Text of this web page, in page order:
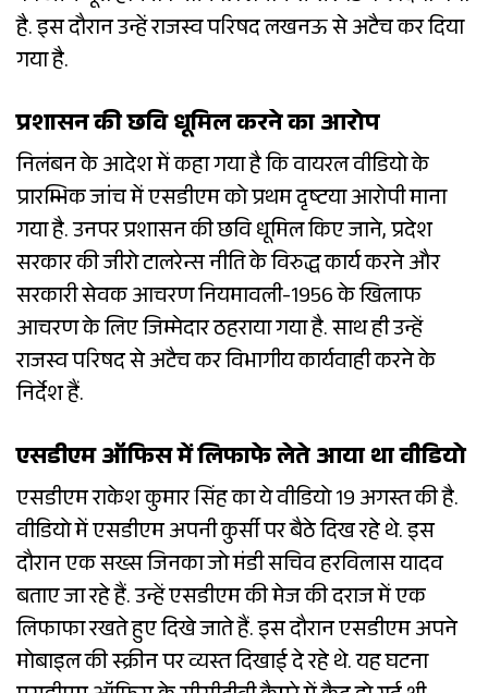
है. इस दौरान उन्हें राजस्व परिषद लखनऊ से अटैच कर दिया
गया है.
प्रशासन की छवि धूमिल करने का आरोप
निलंबन के आदेश में कहा गया है कि वायरल वीडियो के
प्रारम्भिक जांच में एसडीएम को प्रथम दृष्टया आरोपी माना
गया है. उनपर प्रशासन की छवि धूमिल किए जाने, प्रदेश
सरकार की जीरो टालरेन्स नीति के विरुद्ध कार्य करने और
सरकारी सेवक आचरण नियमावली-1956 के खिलाफ
आचरण के लिए जिम्मेदार ठहराया गया है. साथ ही उन्हें
राजस्व परिषद से अटैच कर विभागीय कार्यवाही करने के
निर्देश हैं.
एसडीएम ऑफिस में लिफाफे लेते आया था वीडियो
एसडीएम राकेश कुमार सिंह का ये वीडियो 19 अगस्त की है.
वीडियो में एसडीएम अपनी कुर्सी पर बैठे दिख रहे थे. इस
दौरान एक सख्स जिनका जो मंडी सचिव हरविलास यादव
बताए जा रहे हैं. उन्हें एसडीएम की मेज की दराज में एक
लिफाफा रखते हुए दिखे जाते हैं. इस दौरान एसडीएम अपने
मोबाइल की स्क्रीन पर व्यस्त दिखाई दे रहे थे. यह घटना